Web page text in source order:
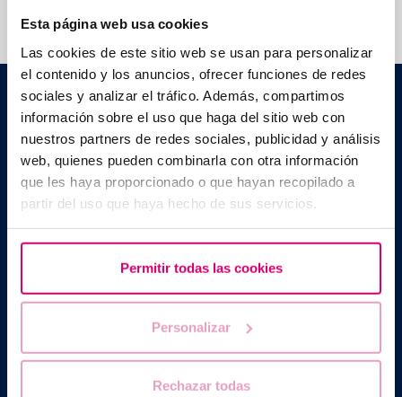
Esta página web usa cookies
Las cookies de este sitio web se usan para personalizar
el contenido y los anuncios, ofrecer funciones de redes
sociales y analizar el tráfico. Además, compartimos
información sobre el uso que haga del sitio web con
nuestros partners de redes sociales, publicidad y análisis
web, quienes pueden combinarla con otra información
que les haya proporcionado o que hayan recopilado a
partir del uso que haya hecho de sus servicios.
Permitir todas las cookies
Personalizar
Rechazar todas
Barcelona IVF
C./ Escoles Pies, 103. 08017 - Barcelona (Spanien)
info@bcnivf.com
Barcelona IVF ist ein von der Generalitat de Catalunya
anerkanntes Gesundheitszentrum und als Zentrum für humane
Reproduktionsmedizin mit der Nummer E08050604 zugelassen.